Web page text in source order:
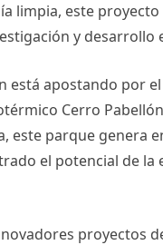
limpia, este
y desarrollo
está apostando por
Cerro
este parque genera
el potencial de
proyectos